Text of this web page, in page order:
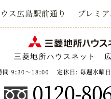
ス広島駅前通り プレミ
三菱地所ハウスネット
間 9:30～18:00
定休日: 毎週水曜
0120-